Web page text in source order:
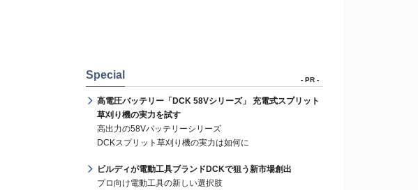
Special - PR -
高電圧バッテリー「DCK 58Vシリーズ」 充電式スプリット
草刈り機の実力を試す
高出力の58Vバッテリーシリーズ
DCKスプリット草刈り機の実力は如何に
ビルディが電動工具ブランドDCKで狙う新市場創出
プロ向け電動工具の新しい選択肢